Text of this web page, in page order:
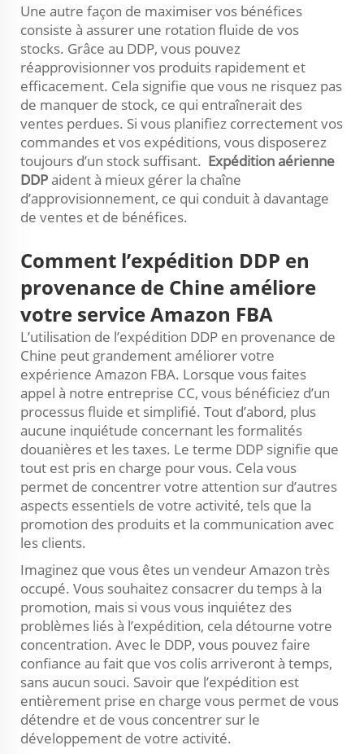
Une autre façon de maximiser vos bénéfices
consiste à assurer une rotation fluide de vos
stocks. Grâce au DDP, vous pouvez
réapprovisionner vos produits rapidement et
efficacement. Cela signifie que vous ne risquez pas
de manquer de stock, ce qui entraînerait des
ventes perdues. Si vous planifiez correctement vos
commandes et vos expéditions, vous disposerez
toujours d’un stock suffisant. Expédition aérienne
DDPaident à mieux gérer la chaîne
d’approvisionnement, ce qui conduit à davantage
de ventes et de bénéfices.
Comment l’expédition DDP en
provenance de Chine améliore
votre service Amazon FBA
L’utilisation de l’expédition DDP en provenance de
Chine peut grandement améliorer votre
expérience Amazon FBA. Lorsque vous faites
appel à notre entreprise CC, vous bénéficiez d’un
processus fluide et simplifié. Tout d’abord, plus
aucune inquiétude concernant les formalités
douanières et les taxes. Le terme DDP signifie que
tout est pris en charge pour vous. Cela vous
permet de concentrer votre attention sur d’autres
aspects essentiels de votre activité, tels que la
promotion des produits et la communication avec
les clients.
Imaginez que vous êtes un vendeur Amazon très
occupé. Vous souhaitez consacrer du temps à la
promotion, mais si vous vous inquiétez des
problèmes liés à l’expédition, cela détourne votre
concentration. Avec le DDP, vous pouvez faire
confiance au fait que vos colis arriveront à temps,
sans aucun souci. Savoir que l’expédition est
entièrement prise en charge vous permet de vous
détendre et de vous concentrer sur le
développement de votre activité.